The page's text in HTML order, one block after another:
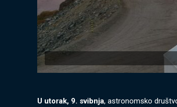
U utorak, 9. svibnja, astronomsko